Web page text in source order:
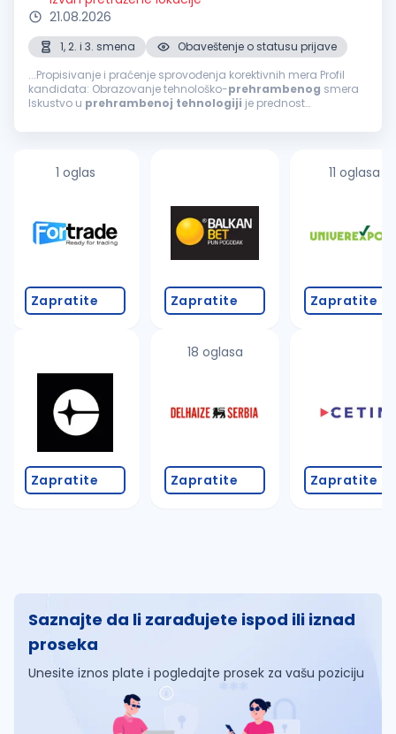
21.08.2026
1, 2. i 3. smena
Obaveštenje o statusu prijave
...Propisivanje i praćenje sprovođenja korektivnih mera Profil
kandidata: Obrazovanje tehnološko-prehrambenog smera
Iskustvo u prehrambenoj tehnologiji je prednost
dozvola B kategorije (aktivan vozač)...
1 oglas
Zapratite
Zapratite
Zapratite
18 oglasa
Zapratite
11 oglasa
Zapratite
Zapratite
Saznajte da li zarađujete ispod ili iznad
proseka
Unesite iznos plate i pogledajte prosek za vašu poziciju